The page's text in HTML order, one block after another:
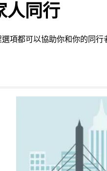
人同行
項都可以協助你和你的同行